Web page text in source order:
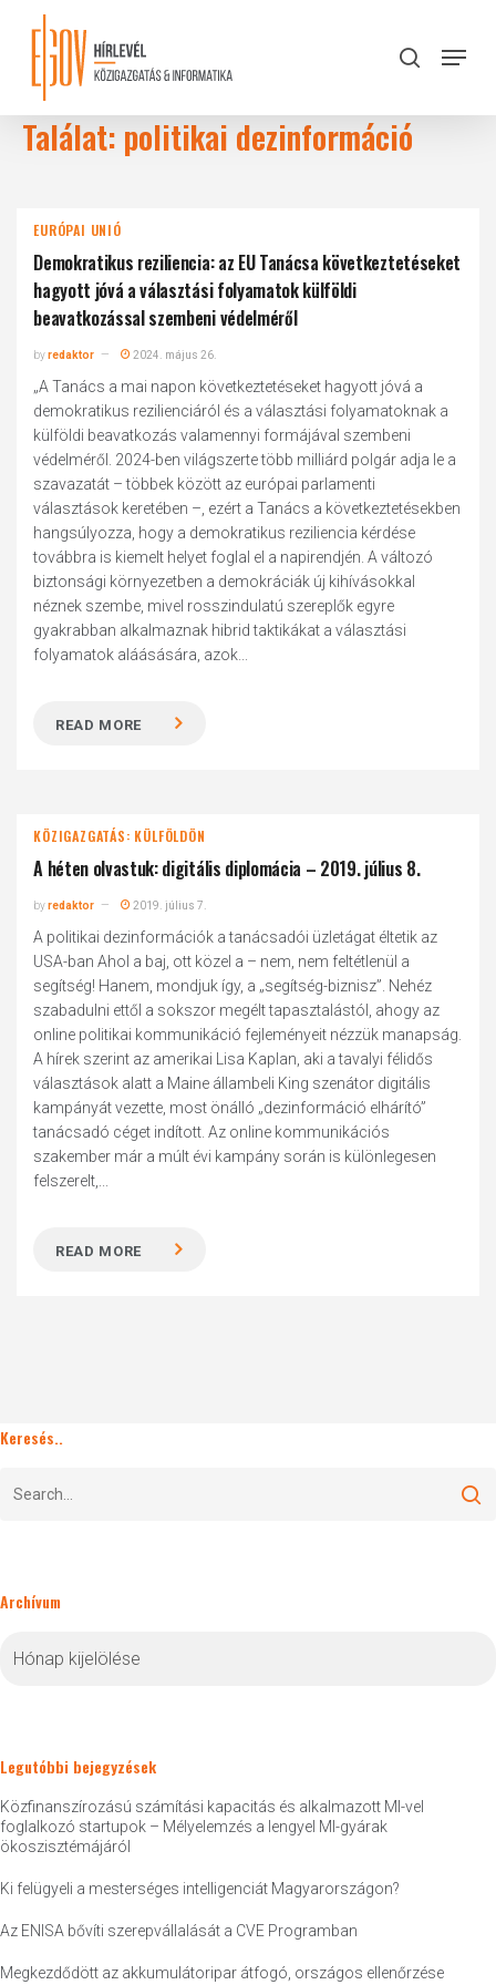
content
search
Menu
Találat: politikai dezinformáció
EURÓPAI UNIÓ
Demokratikus reziliencia: az EU Tanácsa következtetéseket
hagyott jóvá a választási folyamatok külföldi
beavatkozással szembeni védelméről
byredaktor 2024. május 26.
„A Tanács a mai napon következtetéseket hagyott jóvá a
demokratikus rezilienciáról és a választási folyamatoknak a
külföldi beavatkozás valamennyi formájával szembeni
védelméről. 2024-ben világszerte több milliárd polgár adja le a
szavazatát – többek között az európai parlamenti
választások keretében –, ezért a Tanács a következtetésekben
hangsúlyozza, hogy a demokratikus reziliencia kérdése
továbbra is kiemelt helyet foglal el a napirendjén. A változó
biztonsági környezetben a demokráciák új kihívásokkal
néznek szembe, mivel rosszindulatú szereplők egyre
gyakrabban alkalmaznak hibrid taktikákat a választási
folyamatok aláásására, azok...
READ MORE
KÖZIGAZGATÁS: KÜLFÖLDÖN
A héten olvastuk: digitális diplomácia – 2019. július 8.
byredaktor 2019. július 7.
A politikai dezinformációk a tanácsadói üzletágat éltetik az
USA-ban Ahol a baj, ott közel a – nem, nem feltétlenül a
segítség! Hanem, mondjuk így, a „segítség-biznisz”. Nehéz
szabadulni ettől a sokszor megélt tapasztalástól, ahogy az
online politikai kommunikáció fejleményeit nézzük manapság.
A hírek szerint az amerikai Lisa Kaplan, aki a tavalyi félidős
választások alatt a Maine állambeli King szenátor digitális
kampányát vezette, most önálló „dezinformáció elhárító”
tanácsadó céget indított. Az online kommunikációs
szakember már a múlt évi kampány során is különlegesen
felszerelt,...
READ MORE
Keresés..
Archívum
Legutóbbi bejegyzések
Közfinanszírozású számítási kapacitás és alkalmazott MI-vel
foglalkozó startupok – Mélyelemzés a lengyel MI-gyárak
ökoszisztémájáról
Ki felügyeli a mesterséges intelligenciát Magyarországon?
Az ENISA bővíti szerepvállalását a CVE Programban
Megkezdődött az akkumulátoripar átfogó, országos ellenőrzése
Close